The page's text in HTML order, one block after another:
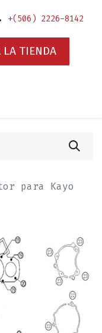
+(506) 2226-8142
LA TIENDA
para Kayo